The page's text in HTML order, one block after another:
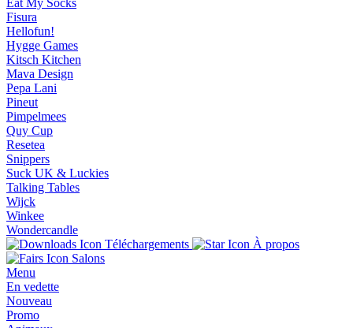
Eat My Socks
Fisura
Hellofun!
Hygge Games
Kitsch Kitchen
Mava Design
Pepa Lani
Pineut
Pimpelmees
Quy Cup
Resetea
Snippers
Suck UK & Luckies
Talking Tables
Wijck
Winkee
Wondercandle
Téléchargements
À propos
Salons
Menu
En vedette
Nouveau
Promo